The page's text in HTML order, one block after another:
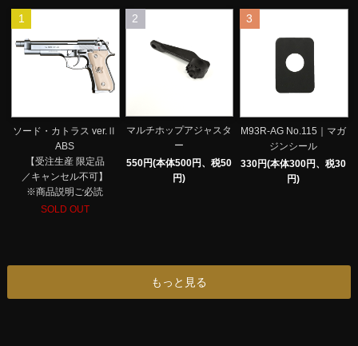
1
ソード・カトラス ver.Ⅱ
ABS
【受注生産 限定品
／キャンセル不可】
※商品説明ご必読
SOLD OUT
2
マルチホップアジャスタ
ー
550円(本体500円、税50
円)
3
M93R-AG No.115｜マガ
ジンシール
330円(本体300円、税30
円)
もっと見る